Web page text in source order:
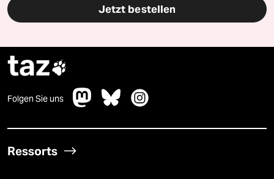
Jetzt bestellen
taz
Folgen Sie uns
Ressorts